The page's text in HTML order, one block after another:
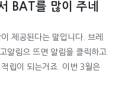
BAT를 많이 주네
제공된다는 말입니다. 브레
알림으 뜨면 알림을 클릭하고
립이 되는거죠. 이번 3월은